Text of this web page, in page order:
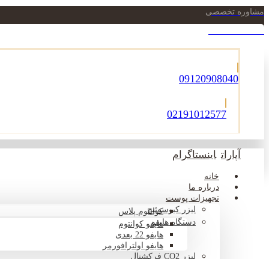
مشاوره تخصصی
09120908040
02191012577
آپارات اینستاگرام
خانه
درباره ما
تجهیزات پوست
لیزر کیوسوئیچکوانتوم پلاس
دستگاه هایفوهایفو کوانتوم
هایفو 22 بعدی
هایفو اولترافورمر
لیزر CO2 فرکشنال